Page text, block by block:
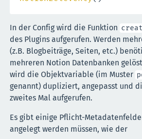
In der Config wird die Funktion
des Plugins aufgerufen. Werden
(z.B. Blogbeiträge, Seiten, etc.)
mehreren Notion Datenbanken
wird die Objektvariable (im Muster
genannt) dupliziert, angepasst und
zweites Mal aufgerufen.
Es gibt einige Pflicht-
angelegt werden müssen, wie der